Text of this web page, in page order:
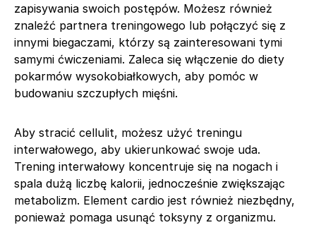
zapisywania swoich postępów. Możesz również
znaleźć partnera treningowego lub połączyć się z
innymi biegaczami, którzy są zainteresowani tymi
samymi ćwiczeniami. Zaleca się włączenie do diety
pokarmów wysokobiałkowych, aby pomóc w
budowaniu szczupłych mięśni.
Aby stracić cellulit, możesz użyć treningu
interwałowego, aby ukierunkować swoje uda.
Trening interwałowy koncentruje się na nogach i
spala dużą liczbę kalorii, jednocześnie zwiększając
metabolizm. Element cardio jest również niezbędny,
ponieważ pomaga usunąć toksyny z organizmu.